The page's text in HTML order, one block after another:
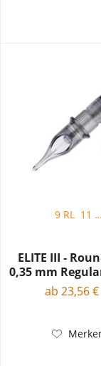
9 RL 11 RL
ELITE III -
0,35 mm
ab 23,56